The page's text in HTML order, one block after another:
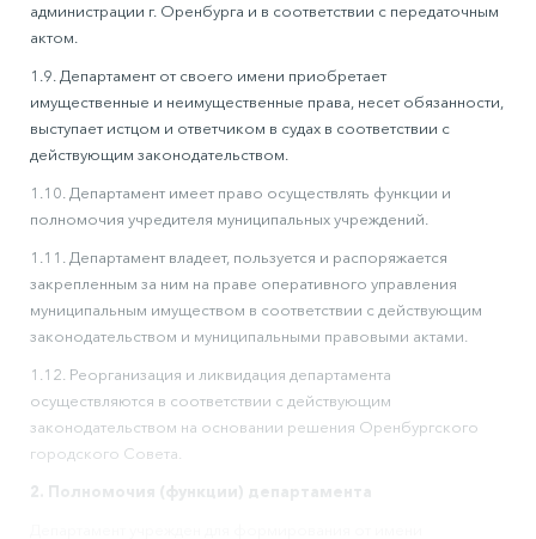
администрации г. Оренбурга и в соответствии с передаточным
актом.
1.9. Департамент от своего имени приобретает
имущественные и неимущественные права, несет обязанности,
выступает истцом и ответчиком в судах в соответствии с
действующим законодательством.
1.10. Департамент имеет право осуществлять функции и
полномочия учредителя муниципальных учреждений.
1.11. Департамент владеет, пользуется и распоряжается
закрепленным за ним на праве оперативного управления
муниципальным имуществом в соответствии с действующим
законодательством и муниципальными правовыми актами.
1.12. Реорганизация и ликвидация департамента
осуществляются в соответствии с действующим
законодательством на основании решения Оренбургского
городского Совета.
2. Полномочия (функции) департамента